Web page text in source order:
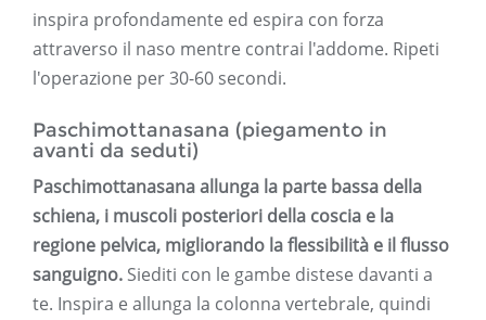
inspira profondamente ed espira con forza
attraverso il naso mentre contrai l'addome. Ripeti
l'operazione per 30-60 secondi.
Paschimottanasana (piegamento in
avanti da seduti)
Paschimottanasana allunga la parte bassa della
schiena, i muscoli posteriori della coscia e la
regione pelvica, migliorando la flessibilità e il flusso
sanguigno. Siediti con le gambe distese davanti a
te. Inspira e allunga la colonna vertebrale, quindi